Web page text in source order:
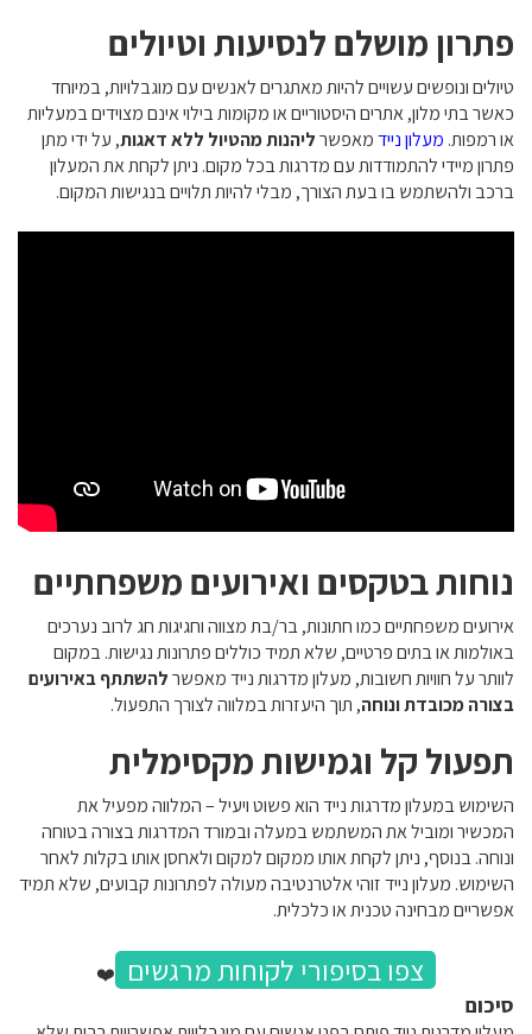
פתרון מושלם לנסיעות וטיולים
טיולים ונופשים עשויים להיות מאתגרים לאנשים עם מוגבלויות, במיוחד
כאשר בתי מלון, אתרים היסטוריים או מקומות בילוי אינם מצוידים במעליות
או רמפות. מעלון ניידמאפשרליהנות מהטיול ללא דאגות, על ידי מתן
פתרון מיידי להתמודדות עם מדרגות בכל מקום. ניתן לקחת את המעלון
ברכב ולהשתמש בו בעת הצורך, מבלי להיות תלויים בנגישות המקום.
נוחות בטקסים ואירועים משפחתיים
אירועים משפחתיים כמו חתונות, בר/בת מצווה וחגיגות חג לרוב נערכים
באולמות או בתים פרטיים, שלא תמיד כוללים פתרונות נגישות. במקום
לוותר על חוויות חשובות, מעלון מדרגות נייד מאפשרלהשתתף באירועים
בצורה מכובדת ונוחה, תוך היעזרות במלווה לצורך התפעול.
תפעול קל וגמישות מקסימלית
השימוש במעלון מדרגות נייד הוא פשוט ויעיל – המלווה מפעיל את
המכשיר ומוביל את המשתמש במעלה ובמורד המדרגות בצורה בטוחה
ונוחה. בנוסף, ניתן לקחת אותו ממקום למקום ולאחסן אותו בקלות לאחר
השימוש. מעלון נייד זוהי אלטרנטיבה מעולה לפתרונות קבועים, שלא תמיד
אפשריים מבחינה טכנית או כלכלית.
צפו בסיפורי לקוחות מרגשים ❤️
סיכום